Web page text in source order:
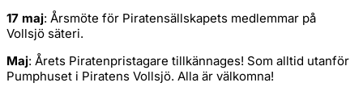
17 maj: Årsmöte för Piratensällskapets medlemmar på
Vollsjö säteri.
Maj: Årets Piratenpristagare tillkännages! Som alltid utanför
Pumphuset i Piratens Vollsjö. Alla är välkomna!